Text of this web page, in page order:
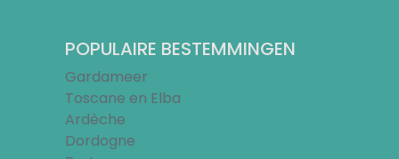
POPULAIRE BESTEMMINGEN
Gardameer
Toscane en Elba
Ardèche
Dordogne